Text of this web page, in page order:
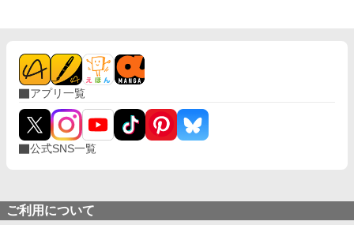
アプリ一覧
公式SNS一覧
ご利用について